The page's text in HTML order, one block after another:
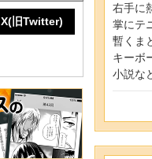
右手に
掌にテ
暫くま
キーボ
小説な
X(旧Twitter)